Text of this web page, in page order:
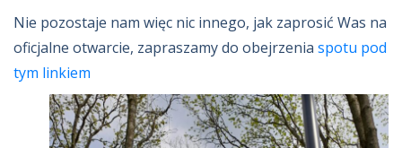
Nie pozostaje nam więc nic innego, jak zaprosić Was na
oficjalne otwarcie, zapraszamy do obejrzenia spotu pod
tym linkiem